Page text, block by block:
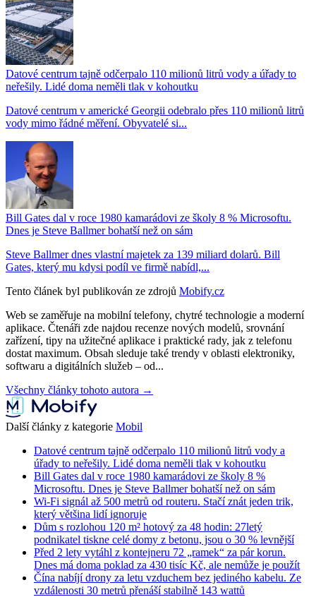
Datové centrum tajně odčerpalo 110 milionů litrů vody a úřady to
neřešily. Lidé doma neměli tlak v kohoutku
Datové centrum v americké Georgii odebralo přes 110 milionů litrů
vody mimo řádné měření. Obyvatelé si...
Bill Gates dal v roce 1980 kamarádovi ze školy 8 % Microsoftu.
Dnes je Steve Ballmer bohatší než on sám
Steve Ballmer dnes vlastní majetek za 139 miliard dolarů. Bill
Gates, který mu kdysi podíl ve firmě nabídl,...
Tento článek byl publikován ze zdrojů Mobify.cz
Web se zaměřuje na mobilní telefony, chytré technologie a moderní
aplikace. Čtenáři zde najdou recenze nových modelů, srovnání
zařízení, tipy na užitečné aplikace i praktické rady, jak z telefonu
dostat maximum. Obsah sleduje také trendy v oblasti elektroniky,
softwaru a digitálních služeb – od...
Všechny články tohoto autora →
Další články z kategorie Mobil
Datové centrum tajně odčerpalo 110 milionů litrů vody a
úřady to neřešily. Lidé doma neměli tlak v kohoutku
Bill Gates dal v roce 1980 kamarádovi ze školy 8 %
Microsoftu. Dnes je Steve Ballmer bohatší než on sám
Wi-Fi signál až 500 metrů od routeru. Stačí znát jeden trik,
který většina lidí ignoruje
Dům s rozlohou 120 m² hotový za 48 hodin: 27letý
podnikatel tiskne celé domy z betonu, jsou o 30 % levnější
Před 2 lety vytáhl z kontejneru 72 „ramek“ za pár korun.
Dnes má doma poklad za 430 tisíc Kč, ale nemůže je použít
Čína nabíjí drony za letu vzduchem bez jediného kabelu. Ze
vzdálenosti 30 metrů přenáší stabilně 143 wattů